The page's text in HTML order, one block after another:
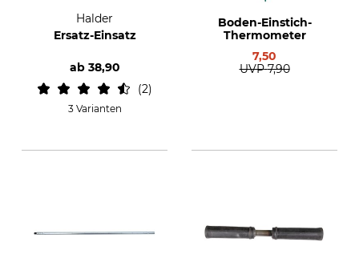
Halder
Ersatz-Einsatz
ab 38,90
2
3 Varianten
Boden-Einstich-
Thermometer
7,50
UVP 7,90